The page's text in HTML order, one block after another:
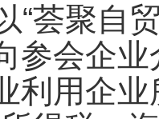
“荟聚自
参会企
利用企